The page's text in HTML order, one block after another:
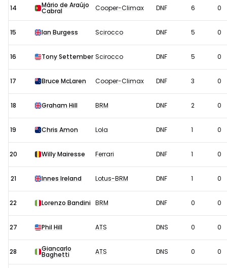
14 Mário de Araújo
Cabral Cooper-Climax DNF 6 0
15 Ian Burgess Scirocco DNF 5 0
16 Tony Settember Scirocco DNF 5 0
17 Bruce McLaren Cooper-Climax DNF 3 0
18 Graham Hill BRM DNF 2 0
19 Chris Amon Lola DNF 1 0
20 Willy Mairesse Ferrari DNF 1 0
21 Innes Ireland Lotus-BRM DNF 1 0
22 Lorenzo Bandini BRM DNF 0 0
27 Phil Hill ATS DNS 0 0
28 Giancarlo
Baghetti ATS DNS 0 0